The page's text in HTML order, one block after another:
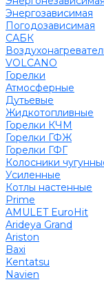
Энергозависимая
Погодозависимая
САБК
VOLCANO
Горелки
Атмосферные
Дутьевые
Жидкотопливные
Горелки КЧМ
Горелки ГФЖ
Горелки ГФГ
Колосники
Усиленные
Котлы настенные
Prime
AMULET EuroHit
Arideya Grand
Ariston
Baxi
Kentatsu
Navien